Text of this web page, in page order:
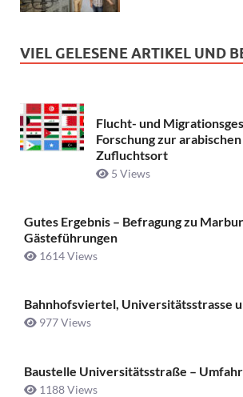
VIEL GELESENE ARTIKEL UND
Flucht- und
Forschung zur
Zufluchtsort
5 Views
Gutes Ergebnis – Befragung zu
Gästeführungen
1614 Views
Bahnhofsviertel, Universitätsstrasse
977 Views
Baustelle Universitätsstraße ­–
1188 Views